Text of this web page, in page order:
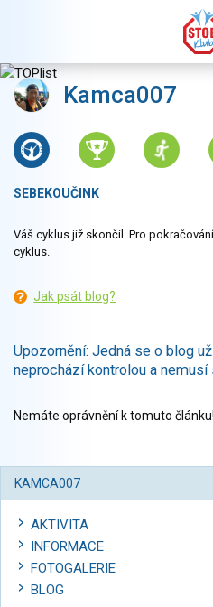
Kamca007
SEBEKOUČINK
Váš cyklus již skončil. Pro
cyklus.
Jak psát blog?
Upozornění: Jedná se o blog
neprochází kontrolou a nemusí
Nemáte oprávnění k tomuto článku!
KAMCA007
AKTIVITA
INFORMACE
FOTOGALERIE
BLOG